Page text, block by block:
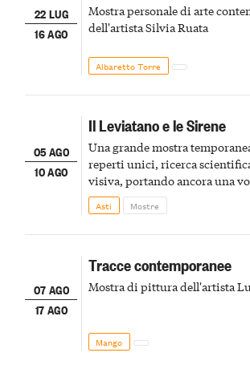
22 LUG
16 AGO
Mostra personale di arte
dell'artista Silvia Ruata
Albaretto Torre
05 AGO
10 AGO
Il Leviatano e le Sirene
Una grande mostra
reperti unici, ricerca
visiva, portando ancora una
della scena le meraviglie del
Asti Mostre
07 AGO
17 AGO
Tracce contemporanee
Mostra di pittura dell'artista
Mango